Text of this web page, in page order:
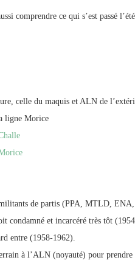
comprendre ce qui s’est passé
celle du maquis et ALN de
ligne Morice
de partis (PPA, MTLD,
condamné et incarcéré très tôt
entre (1958-1962).
à l’ALN (noyauté) pour